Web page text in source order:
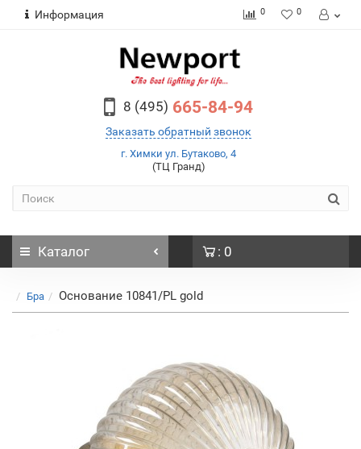
Информация 0 0
8 (495) 665-84-94
Заказать обратный звонок
г. Химки ул. Бутаково, 4
(ТЦ Гранд)
Каталог : 0
Бра Основание 10841/PL gold